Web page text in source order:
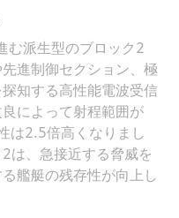
む派生型のブロック2
進制御セクション、極
知する高性能電波受信
によって射程範囲が
は2.5倍高くなりまし
は、急接近する脅威を
艦艇の残存性が向上し